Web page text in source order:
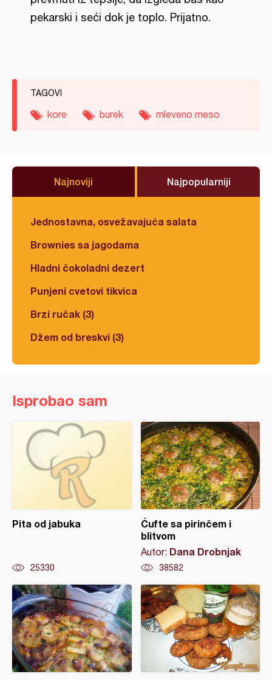
pekarski i seći dok je toplo. Prijatno.
TAGOVI
kore burek mleveno meso
Najnoviji Najpopularniji
Jednostavna, osvežavajuća salata
Brownies sa jagodama
Hladni čokoladni dezert
Punjeni cvetovi tikvica
Brzi ručak (3)
Džem od breskvi (3)
Isprobao sam
Pita od jabuka
25330
Ćufte sa pirinčem i
blitvom
Autor: Dana Drobnjak
38582